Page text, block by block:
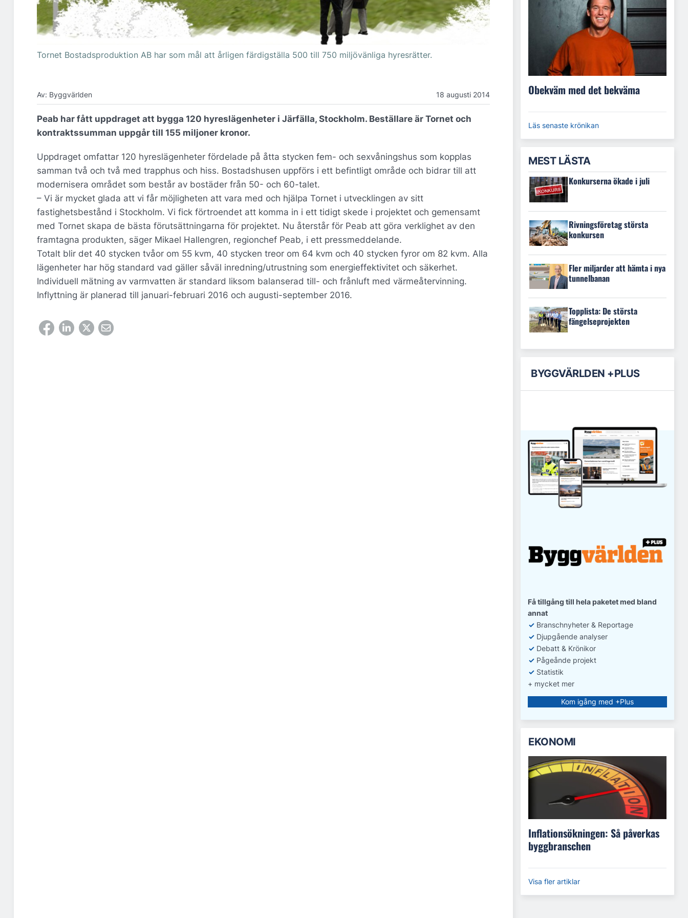
Tornet Bostadsproduktion AB har som mål att årligen färdigställa 500 till 750 miljövänliga hyresrätter.
Av: Byggvärlden 18 augusti 2014
Peab har fått uppdraget att bygga 120 hyreslägenheter i Järfälla, Stockholm. Beställare är Tornet och
kontraktssumman uppgår till 155 miljoner kronor.
Uppdraget omfattar 120 hyreslägenheter fördelade på åtta stycken fem- och sexvåningshus som kopplas
samman två och två med trapphus och hiss. Bostadshusen uppförs i ett befintligt område och bidrar till att
modernisera området som består av bostäder från 50- och 60-talet.
– Vi är mycket glada att vi får möjligheten att vara med och hjälpa Tornet i utvecklingen av sitt
fastighetsbestånd i Stockholm. Vi fick förtroendet att komma in i ett tidigt skede i projektet och gemensamt
med Tornet skapa de bästa förutsättningarna för projektet. Nu återstår för Peab att göra verklighet av den
framtagna produkten, säger Mikael Hallengren, regionchef Peab, i ett pressmeddelande.
Totalt blir det 40 stycken tvåor om 55 kvm, 40 stycken treor om 64 kvm och 40 stycken fyror om 82 kvm. Alla
lägenheter har hög standard vad gäller såväl inredning/utrustning som energieffektivitet och säkerhet.
Individuell mätning av varmvatten är standard liksom balanserad till- och frånluft med värmeåtervinning.
Inflyttning är planerad till januari-februari 2016 och augusti-september 2016.
Obekväm med det bekväma
Läs senaste krönikan
MEST LÄSTA
Konkurserna ökade i juli
Rivningsföretag största
konkursen
Fler miljarder att hämta i nya
tunnelbanan
Topplista: De största
fängelseprojekten
BYGGVÄRLDEN +PLUS
Få tillgång till hela paketet med bland
annat
✓ Branschnyheter & Reportage
✓ Djupgående analyser
✓ Debatt & Krönikor
✓ Pågeånde projekt
✓ Statistik
+ mycket mer
Kom igång med +Plus
EKONOMI
Inflationsökningen: Så påverkas
byggbranschen
Visa fler artiklar